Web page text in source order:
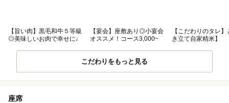
【旨い肉】黒毛和牛５等級
◎美味しいお肉で幸せに♩
【宴会】座敷あり◎小宴会
オススメ！コース3,000~
【こだわりのタレ
き立て自家精米】
こだわりをもっと見る
座席